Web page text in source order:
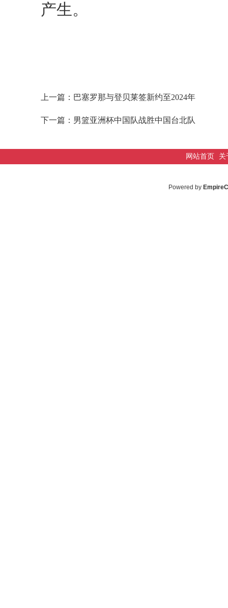
产生。
上一篇： 巴塞罗那与登贝莱签新约至2024年
下一篇： 男篮亚洲杯中国队战胜中国台北队
网站首页 关
Powered by